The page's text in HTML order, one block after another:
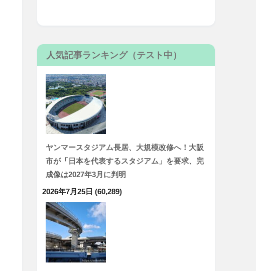
人気記事ランキング（テスト中）
ヤンマースタジアム長居、大規模改修へ！大阪
市が「日本を代表するスタジアム」を要求、完
成像は2027年3月に判明
2026年7月25日 (60,289)